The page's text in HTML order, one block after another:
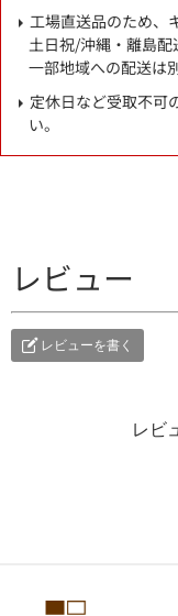
工場直送品のため、
土日祝/沖縄・離島配
一部地域への配送は
定休日など受取不可
い。
レビュー
レビューを書く
レビ